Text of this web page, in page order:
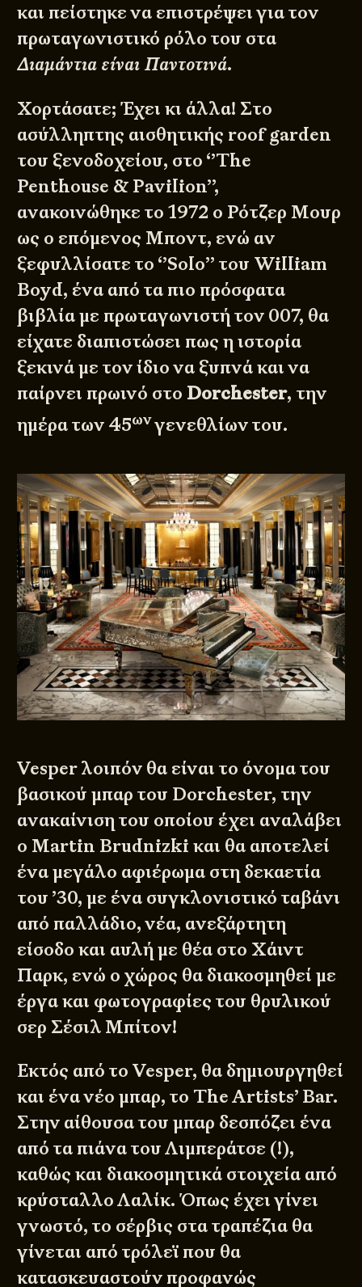
και πείστηκε να επιστρέψει για τον
πρωταγωνιστικό ρόλο του στα
Διαμάντια είναι Παντοτινά.
Χορτάσατε; Έχει κι άλλα! Στο
ασύλληπτης αισθητικής roof garden
του ξενοδοχείου, στο ‘’The
Penthouse & Pavilion’’,
ανακοινώθηκε το 1972 ο Ρότζερ Μουρ
ως ο επόμενος Μποντ, ενώ αν
ξεφυλλίσατε το ‘’Solo’’ του William
Boyd, ένα από τα πιο πρόσφατα
βιβλία με πρωταγωνιστή τον 007, θα
είχατε διαπιστώσει πως η ιστορία
ξεκινά με τον ίδιο να ξυπνά και να
παίρνει πρωινό στο Dorchester, την
ημέρα των 45ωνγενεθλίων του.
Vesper λοιπόν θα είναι το όνομα του
βασικού μπαρ του Dorchester, την
ανακαίνιση του οποίου έχει αναλάβει
ο Martin Brudnizki και θα αποτελεί
ένα μεγάλο αφιέρωμα στη δεκαετία
του ’30, με ένα συγκλονιστικό ταβάνι
από παλλάδιο, νέα, ανεξάρτητη
είσοδο και αυλή με θέα στο Χάιντ
Παρκ, ενώ ο χώρος θα διακοσμηθεί με
έργα και φωτογραφίες του θρυλικού
σερ Σέσιλ Μπίτον!
Εκτός από το Vesper, θα δημιουργηθεί
και ένα νέο μπαρ, το The Artists’ Bar.
Στην αίθουσα του μπαρ δεσπόζει ένα
από τα πιάνα του Λιμπεράτσε (!),
καθώς και διακοσμητικά στοιχεία από
κρύσταλλο Λαλίκ. Όπως έχει γίνει
γνωστό, το σέρβις στα τραπέζια θα
γίνεται από τρόλεϊ που θα
κατασκευαστούν προφανώς